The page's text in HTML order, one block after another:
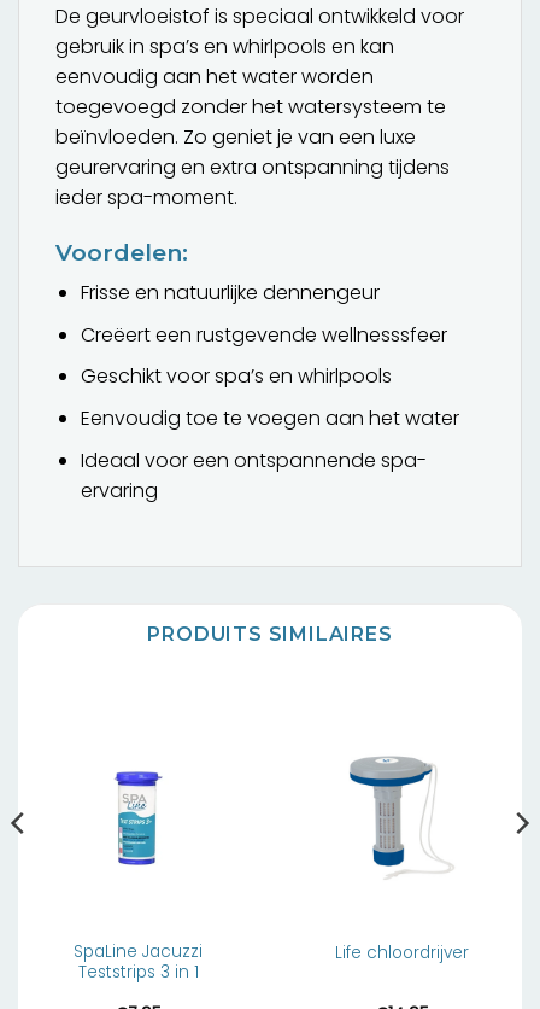
De geurvloeistof is speciaal ontwikkeld voor
gebruik in spa’s en whirlpools en kan
eenvoudig aan het water worden
toegevoegd zonder het watersysteem te
beïnvloeden. Zo geniet je van een luxe
geurervaring en extra ontspanning tijdens
ieder spa-moment.
Voordelen:
Frisse en natuurlijke dennengeur
Creëert een rustgevende wellnesssfeer
Geschikt voor spa’s en whirlpools
Eenvoudig toe te voegen aan het water
Ideaal voor een ontspannende spa-
ervaring
PRODUITS SIMILAIRES
SpaLine Jacuzzi
Teststrips 3 in 1
Life chloordrijver